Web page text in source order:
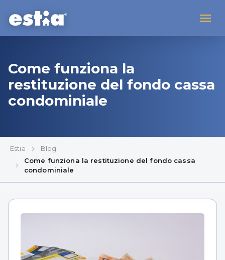
Come funziona la
restituzione del fondo cassa
condominiale
Estia
Blog
Come funziona la restituzione del fondo cassa
condominiale